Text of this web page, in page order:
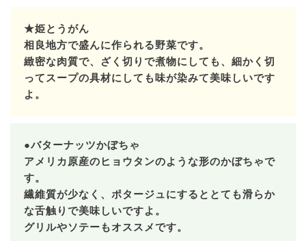
★姫とうがん
相良地方で盛んに作られる野菜です。
緻密な肉質で、ざく切りで煮物にしても、細かく切
ってスープの具材にしても味が染みて美味しいです
よ。
●バターナッツかぼちゃ
アメリカ原産のヒョウタンのような形のかぼちゃで
す。
繊維質が少なく、ポタージュにするととても滑らか
な舌触りで美味しいですよ。
グリルやソテーもオススメです。